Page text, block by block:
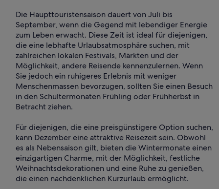
Die Haupttouristensaison dauert von Juli bis
September, wenn die Gegend mit lebendiger Energie
zum Leben erwacht. Diese Zeit ist ideal für diejenigen,
die eine lebhafte Urlaubsatmosphäre suchen, mit
zahlreichen lokalen Festivals, Märkten und der
Möglichkeit, andere Reisende kennenzulernen. Wenn
Sie jedoch ein ruhigeres Erlebnis mit weniger
Menschenmassen bevorzugen, sollten Sie einen Besuch
in den Schultermonaten Frühling oder Frühherbst in
Betracht ziehen.
Für diejenigen, die eine preisgünstigere Option suchen,
kann Dezember eine attraktive Reisezeit sein. Obwohl
es als Nebensaison gilt, bieten die Wintermonate einen
einzigartigen Charme, mit der Möglichkeit, festliche
Weihnachtsdekorationen und eine Ruhe zu genießen,
die einen nachdenklichen Kurzurlaub ermöglicht.